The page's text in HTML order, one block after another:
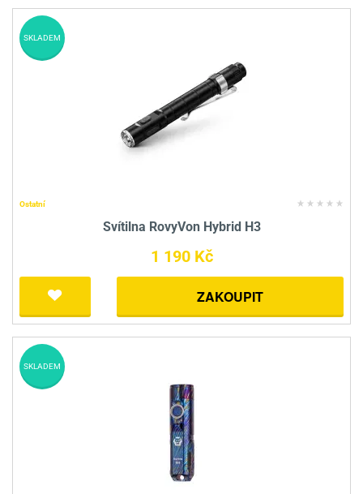
Ostatní
Svítilna RovyVon Hybrid H3
1 190 Kč
ZAKOUPIT
SKLADEM
SKLADEM